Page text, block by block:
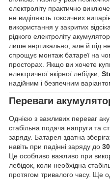
електроліту практично
не виділяють токсичних
використання у закритих
рідкого електроліту
лише вертикально, але й під
спрощує монтаж батареї на
просторах. Якщо ви хочете
електричної якірної лебідки,
надійним і безпечним
Переваги
Однією з важливих переваг
стабільна подача напруги та
заряду. Батарея здатна
навіть при падінні заряду до
Це особливо важливо при
лебідок, коли необхідна
протягом тривалого часу. Ще